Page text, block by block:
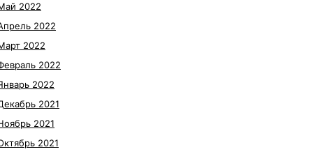
2022
2022
2022
2022
2022
2021
2021
2021